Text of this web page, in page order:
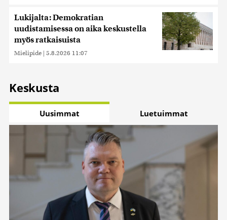
Lukijalta: Demokratian
uudistamisessa on aika keskustella
myös ratkaisuista
Mielipide | 5.8.2026 11:07
Keskusta
Uusimmat Luetuimmat